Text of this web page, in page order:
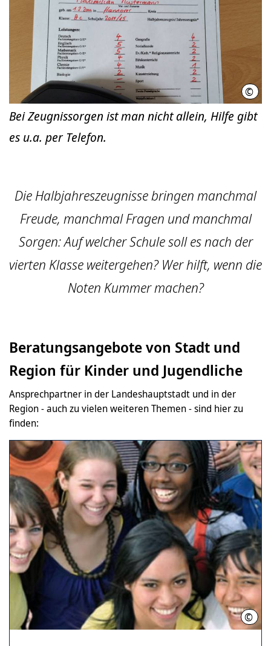
©
Bei Zeugnissorgen ist man nicht allein, Hilfe gibt
es u.a. per Telefon.
Die Halb­jahres­zeug­nisse bringen manchmal
Freude, manchmal Fragen und manchmal
Sorgen: Auf welcher Schule soll es nach der
vierten Klasse weitergehen? Wer hilft, wenn die
Noten Kummer machen?
Beratungsangebote von Stadt und
Region für Kinder und Jugendliche
Ansprechpartner in der Landeshauptstadt und in der
Region - auch zu vielen weiteren Themen - sind hier zu
finden:
©